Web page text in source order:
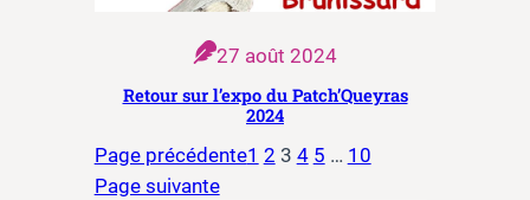
27 août 2024
Retour sur l’expo du Patch’Queyras
2024
Page précédente1 2 3 4 5 … 10
Page suivante